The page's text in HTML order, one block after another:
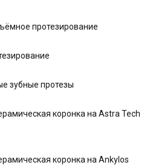
протезирование
зубные протезы
коронка на Astra Tech
коронка на Ankylos